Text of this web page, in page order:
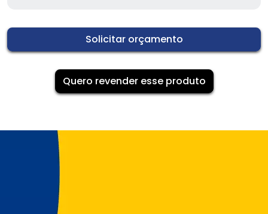
Solicitar orçamento
Quero revender esse produto